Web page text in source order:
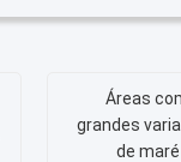
Áreas
grandes
de maré